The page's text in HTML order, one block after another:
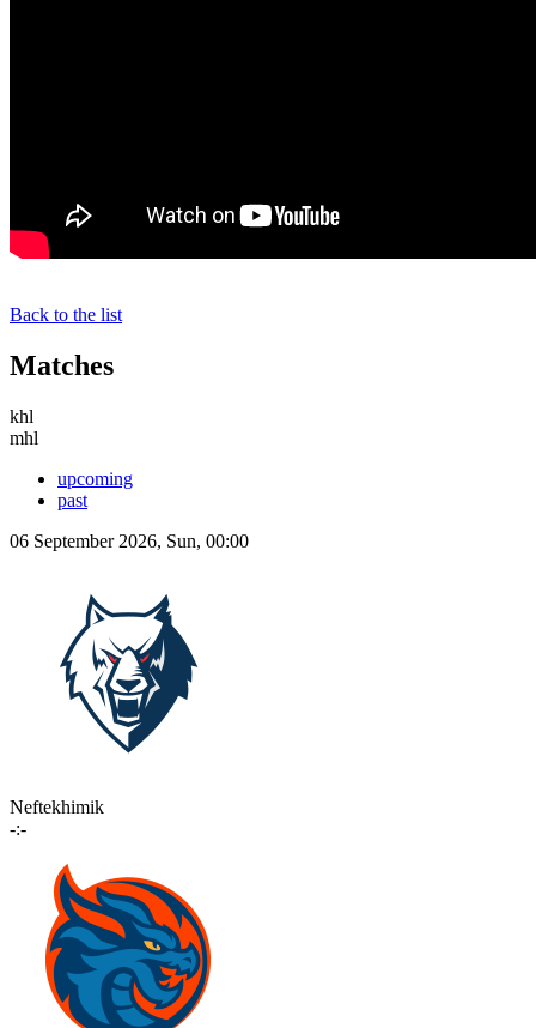
Back to the list
Matches
khl
mhl
upcoming
past
06 September 2026, Sun, 00:00
Neftekhimik
-:-